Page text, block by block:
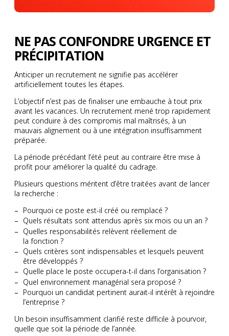
NE PAS CONFONDRE URGENCE ET
PRÉCIPITATION
Anticiper un recrutement ne signifie pas accélérer
artificiellement toutes les étapes.
L’objectif n’est pas de finaliser une embauche à tout prix
avant les vacances. Un recrutement mené trop rapidement
peut conduire à des compromis mal maîtrisés, à un
mauvais alignement ou à une intégration insuffisamment
préparée.
La période précédant l’été peut au contraire être mise à
profit pour améliorer la qualité du cadrage.
Plusieurs questions méritent d’être traitées avant de lancer
la recherche :
Pourquoi ce poste est-il créé ou remplacé ?
Quels résultats sont attendus après six mois ou un an ?
Quelles responsabilités relèvent réellement de
la fonction ?
Quels critères sont indispensables et lesquels peuvent
être développés ?
Quelle place le poste occupera-t-il dans l’organisation ?
Quel environnement managérial sera proposé ?
Pourquoi un candidat pertinent aurait-il intérêt à rejoindre
l’entreprise ?
Un besoin insuffisamment clarifié reste difficile à pourvoir,
quelle que soit la période de l’année.